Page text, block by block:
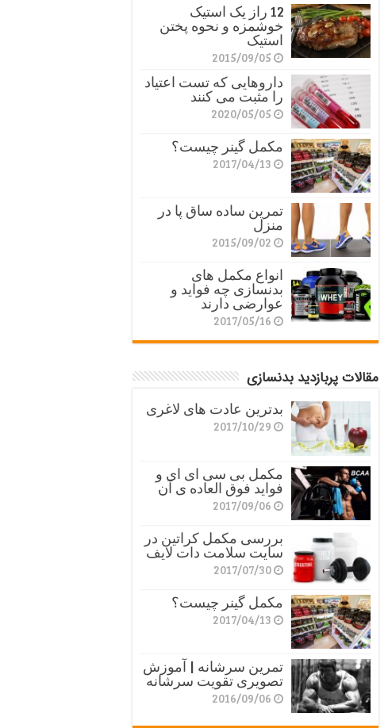
12 راز یک استیک
خوشمزه و نحوه پختن
استیک
2015/09/05
داروهایی که تست اعتیاد
را مثبت می کنند
2020/05/05
مکمل گینر چیست؟
2017/04/13
تمرین ساده ساق پا در
منزل
2015/09/02
انواع مکمل های
بدنسازی چه فواید و
عوارضی دارند
2017/05/16
مقالات پربازدید بدنسازی
بدترین عادت های لاغری
2017/10/29
مکمل بی سی ای ای و
فواید فوق العاده ی آن
2017/09/06
بررسی مکمل کراتین در
سایت سلامت دات لایف
2017/07/30
مکمل گینر چیست؟
2017/04/13
تمرین سرشانه | آموزش
تصویری تقویت سرشانه
2016/09/06